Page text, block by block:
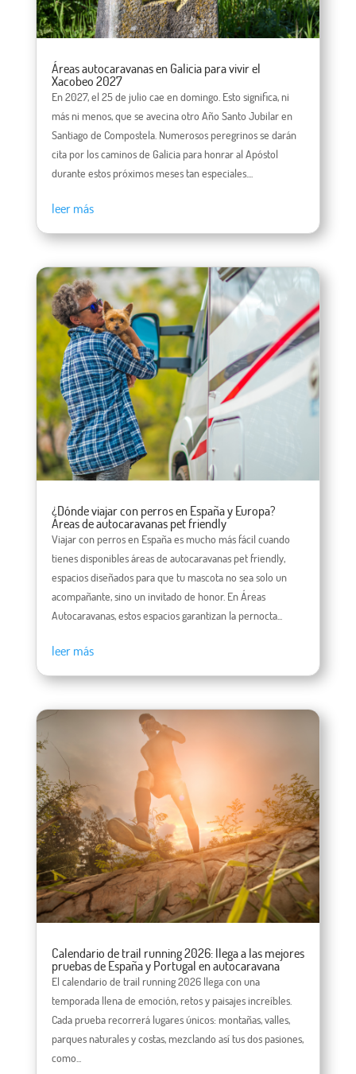
Áreas autocaravanas en Galicia para vivir el
Xacobeo 2027
En 2027, el 25 de julio cae en domingo. Esto significa, ni
más ni menos, que se avecina otro Año Santo Jubilar en
Santiago de Compostela. Numerosos peregrinos se darán
cita por los caminos de Galicia para honrar al Apóstol
durante estos próximos meses tan especiales....
leer más
¿Dónde viajar con perros en España y Europa?
Áreas de autocaravanas pet friendly
Viajar con perros en España es mucho más fácil cuando
tienes disponibles áreas de autocaravanas pet friendly,
espacios diseñados para que tu mascota no sea solo un
acompañante, sino un invitado de honor. En Áreas
Autocaravanas, estos espacios garantizan la pernocta...
leer más
Calendario de trail running 2026: llega a las mejores
pruebas de España y Portugal en autocaravana
El calendario de trail running 2026 llega con una
temporada llena de emoción, retos y paisajes increíbles.
Cada prueba recorrerá lugares únicos: montañas, valles,
parques naturales y costas, mezclando así tus dos pasiones,
como...